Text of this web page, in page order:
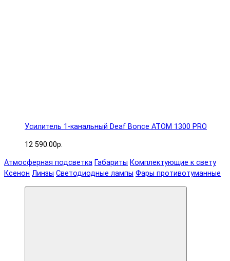
Усилитель 1-канальный Deaf Bonce ATOM 1300 PRO
12 590.00р.
Атмосферная подсветка Габариты Комплектующие к свету
Ксенон Линзы Светодиодные лампы Фары противотуманные